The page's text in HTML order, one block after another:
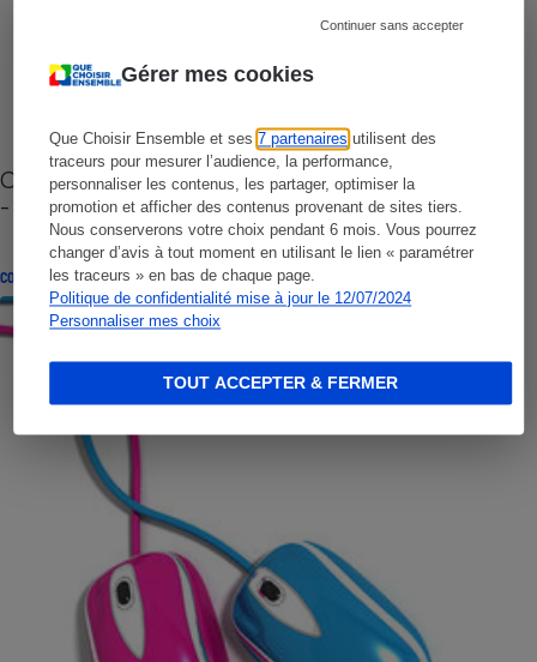
Gérer mes cookies
Que Choisir Ensemble et ses7 partenaires utilisent des
traceurs pour mesurer l’audience, la performance,
personnaliser les contenus, les partager, optimiser la
promotion et afficher des contenus provenant de sites tiers.
Nous conserverons votre choix pendant 6 mois. Vous pourrez
changer d’avis à tout moment en utilisant le lien « paramétrer
les traceurs » en bas de chaque page.
Politique de confidentialité mise à jour le 12/07/2024
Personnaliser mes choix
Continuer sans accepter
TOUT ACCEPTER & FERMER
Cafetière à capsules zéro déchet CoffeeB (vidéo)
- Premières impressions
CONSEILS